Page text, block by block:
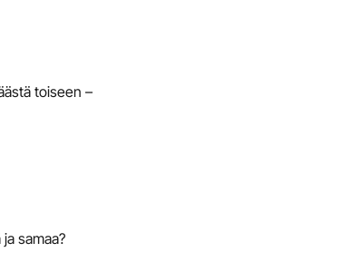
toiseen –
samaa?